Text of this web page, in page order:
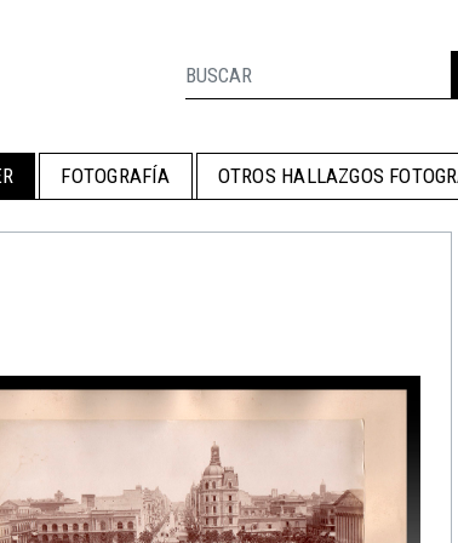
FOTOGRAFÍA OTROS HALLAZGOS